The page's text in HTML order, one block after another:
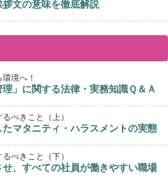
文の意味を徹底解説
境へ！
理」に関する法律・実務知識Ｑ＆Ａ
べきこと（上）
マタニティ・ハラスメントの実態
べきこと（下）
、すべての社員が働きやすい職場